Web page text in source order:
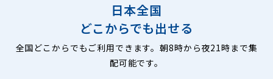
日本全国
どこからでも出せる
全国どこからでもご利用できます。朝8時から夜21時まで集
配可能です。